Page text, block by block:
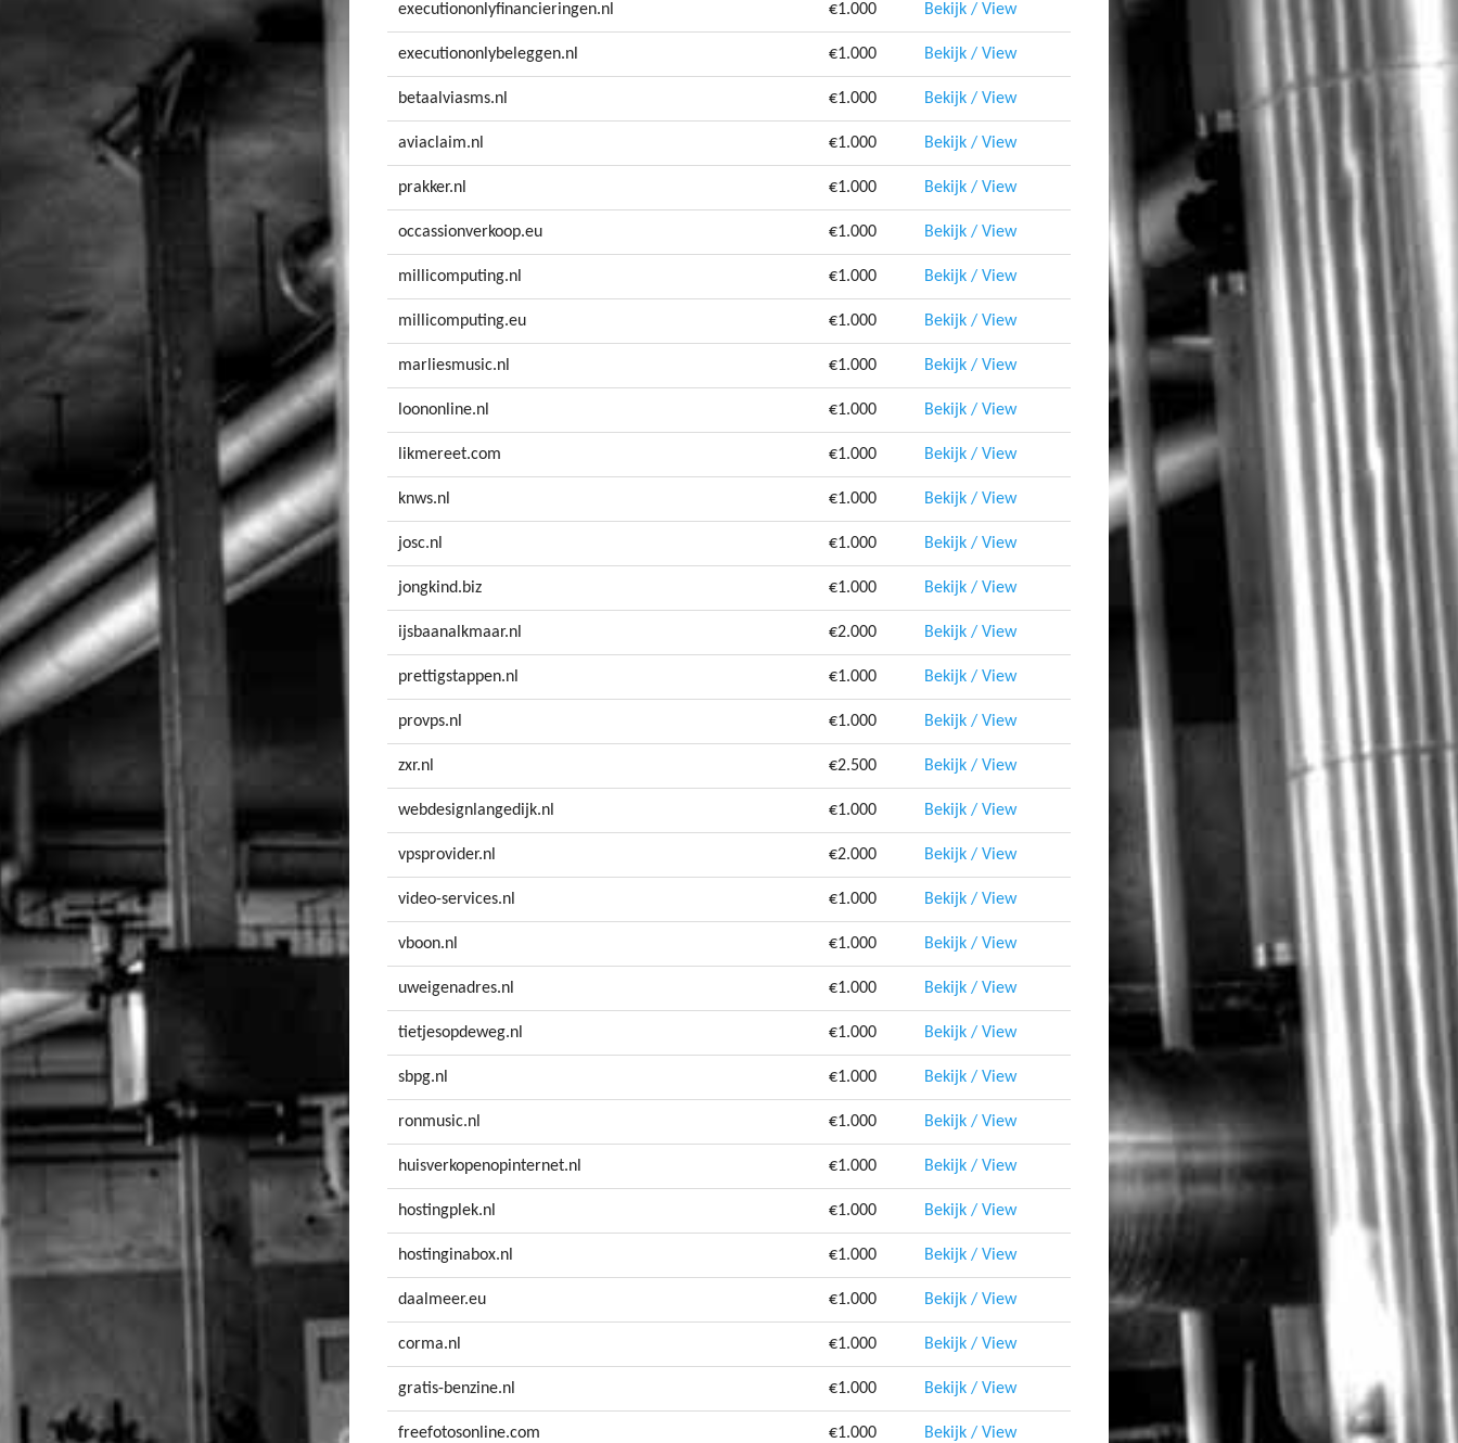
executiononlyfinancieringen.nl €1.000 Bekijk / View
executiononlybeleggen.nl €1.000 Bekijk / View
betaalviasms.nl €1.000 Bekijk / View
aviaclaim.nl €1.000 Bekijk / View
prakker.nl €1.000 Bekijk / View
occassionverkoop.eu €1.000 Bekijk / View
millicomputing.nl €1.000 Bekijk / View
millicomputing.eu €1.000 Bekijk / View
marliesmusic.nl €1.000 Bekijk / View
loononline.nl €1.000 Bekijk / View
likmereet.com €1.000 Bekijk / View
knws.nl €1.000 Bekijk / View
josc.nl €1.000 Bekijk / View
jongkind.biz €1.000 Bekijk / View
ijsbaanalkmaar.nl €2.000 Bekijk / View
prettigstappen.nl €1.000 Bekijk / View
provps.nl €1.000 Bekijk / View
zxr.nl €2.500 Bekijk / View
webdesignlangedijk.nl €1.000 Bekijk / View
vpsprovider.nl €2.000 Bekijk / View
video-services.nl €1.000 Bekijk / View
vboon.nl €1.000 Bekijk / View
uweigenadres.nl €1.000 Bekijk / View
tietjesopdeweg.nl €1.000 Bekijk / View
sbpg.nl €1.000 Bekijk / View
ronmusic.nl €1.000 Bekijk / View
huisverkopenopinternet.nl €1.000 Bekijk / View
hostingplek.nl €1.000 Bekijk / View
hostinginabox.nl €1.000 Bekijk / View
daalmeer.eu €1.000 Bekijk / View
corma.nl €1.000 Bekijk / View
gratis-benzine.nl €1.000 Bekijk / View
freefotosonline.com €1.000 Bekijk / View